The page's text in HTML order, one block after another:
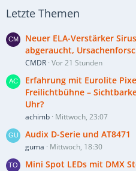
Letzte Themen
Neuer ELA-Verstärker
abgeraucht,
CMDR Vor 21 Stunden
Erfahrung mit Eurolite
Freilichtbühne –
Uhr?
achimb Mittwoch, 23:07
Audix D-Serie und AT8471
guma Mittwoch, 18:30
Mini Spot LEDs mit DMX